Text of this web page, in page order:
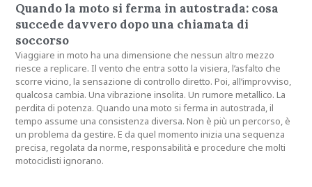
Quando la moto si ferma in autostrada: cosa
succede davvero dopo una chiamata di
soccorso
Viaggiare in moto ha una dimensione che nessun altro mezzo
riesce a replicare. Il vento che entra sotto la visiera, l’asfalto che
scorre vicino, la sensazione di controllo diretto. Poi, all’improvviso,
qualcosa cambia. Una vibrazione insolita. Un rumore metallico. La
perdita di potenza. Quando una moto si ferma in autostrada, il
tempo assume una consistenza diversa. Non è più un percorso, è
un problema da gestire. E da quel momento inizia una sequenza
precisa, regolata da norme, responsabilità e procedure che molti
motociclisti ignorano.